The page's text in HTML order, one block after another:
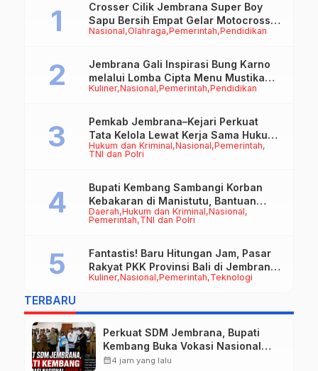
Nasional Olahraga Pemerintah Pendidikan
Crosser Cilik Jembrana Super Boy
Sapu Bersih Empat Gelar Motocross
50cc
Kuliner Nasional Pemerintah Pendidikan
Jembrana Gali Inspirasi Bung Karno
melalui Lomba Cipta Menu Mustika
Rasa
Hukum dan Kriminal Nasional Pemerintah
TNI dan Polri
Pemkab Jembrana–Kejari Perkuat
Tata Kelola Lewat Kerja Sama Hukum
Datun
Daerah Hukum dan Kriminal Nasional
Pemerintah TNI dan Polri
Bupati Kembang Sambangi Korban
Kebakaran di Manistutu, Bantuan
Disalurkan untuk Ringankan Beban
Kuliner Nasional Pemerintah Teknologi
Fantastis! Baru Hitungan Jam, Pasar
Rakyat PKK Provinsi Bali di Jembrana
Raup Omzet Ratusan Juta
TERBARU
Perkuat SDM Jembrana, Bupati
Kembang Buka Vokasi Nasional
Batch 3
calendar_month4 jam yang lalu